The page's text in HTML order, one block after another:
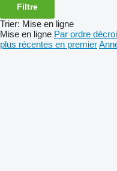
Filtre
Trier: Mise en ligne
Mise en ligne Par ordre
plus récentes en premier